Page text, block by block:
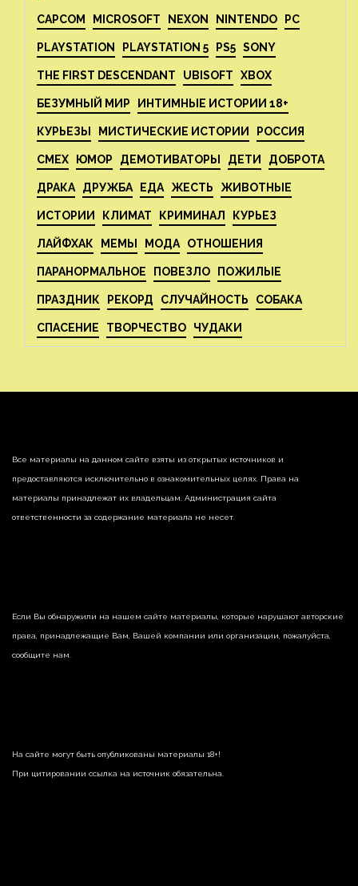
CAPCOM MICROSOFT NEXON NINTENDO PC
PLAYSTATION PLAYSTATION 5 PS5 SONY
THE FIRST DESCENDANT UBISOFT XBOX
БЕЗУМНЫЙ МИР ИНТИМНЫЕ ИСТОРИИ 18+
КУРЬЕЗЫ МИСТИЧЕСКИЕ ИСТОРИИ РОССИЯ
СМЕХ ЮМОР ДЕМОТИВАТОРЫ ДЕТИ ДОБРОТА
ДРАКА ДРУЖБА ЕДА ЖЕСТЬ ЖИВОТНЫЕ
ИСТОРИИ КЛИМАТ КРИМИНАЛ КУРЬЕЗ
ЛАЙФХАК МЕМЫ МОДА ОТНОШЕНИЯ
ПАРАНОРМАЛЬНОЕ ПОВЕЗЛО ПОЖИЛЫЕ
ПРАЗДНИК РЕКОРД СЛУЧАЙНОСТЬ СОБАКА
СПАСЕНИЕ ТВОРЧЕСТВО ЧУДАКИ
Все материалы на данном сайте взяты из открытых источников и
предоставляются исключительно в ознакомительных целях. Права на
материалы принадлежат их владельцам. Администрация сайта
ответственности за содержание материала не несет.
Если Вы обнаружили на нашем сайте материалы, которые нарушают авторские
права, принадлежащие Вам, Вашей компании или организации, пожалуйста,
сообщите нам.
На сайте могут быть опубликованы материалы 18+!
При цитировании ссылка на источник обязательна.